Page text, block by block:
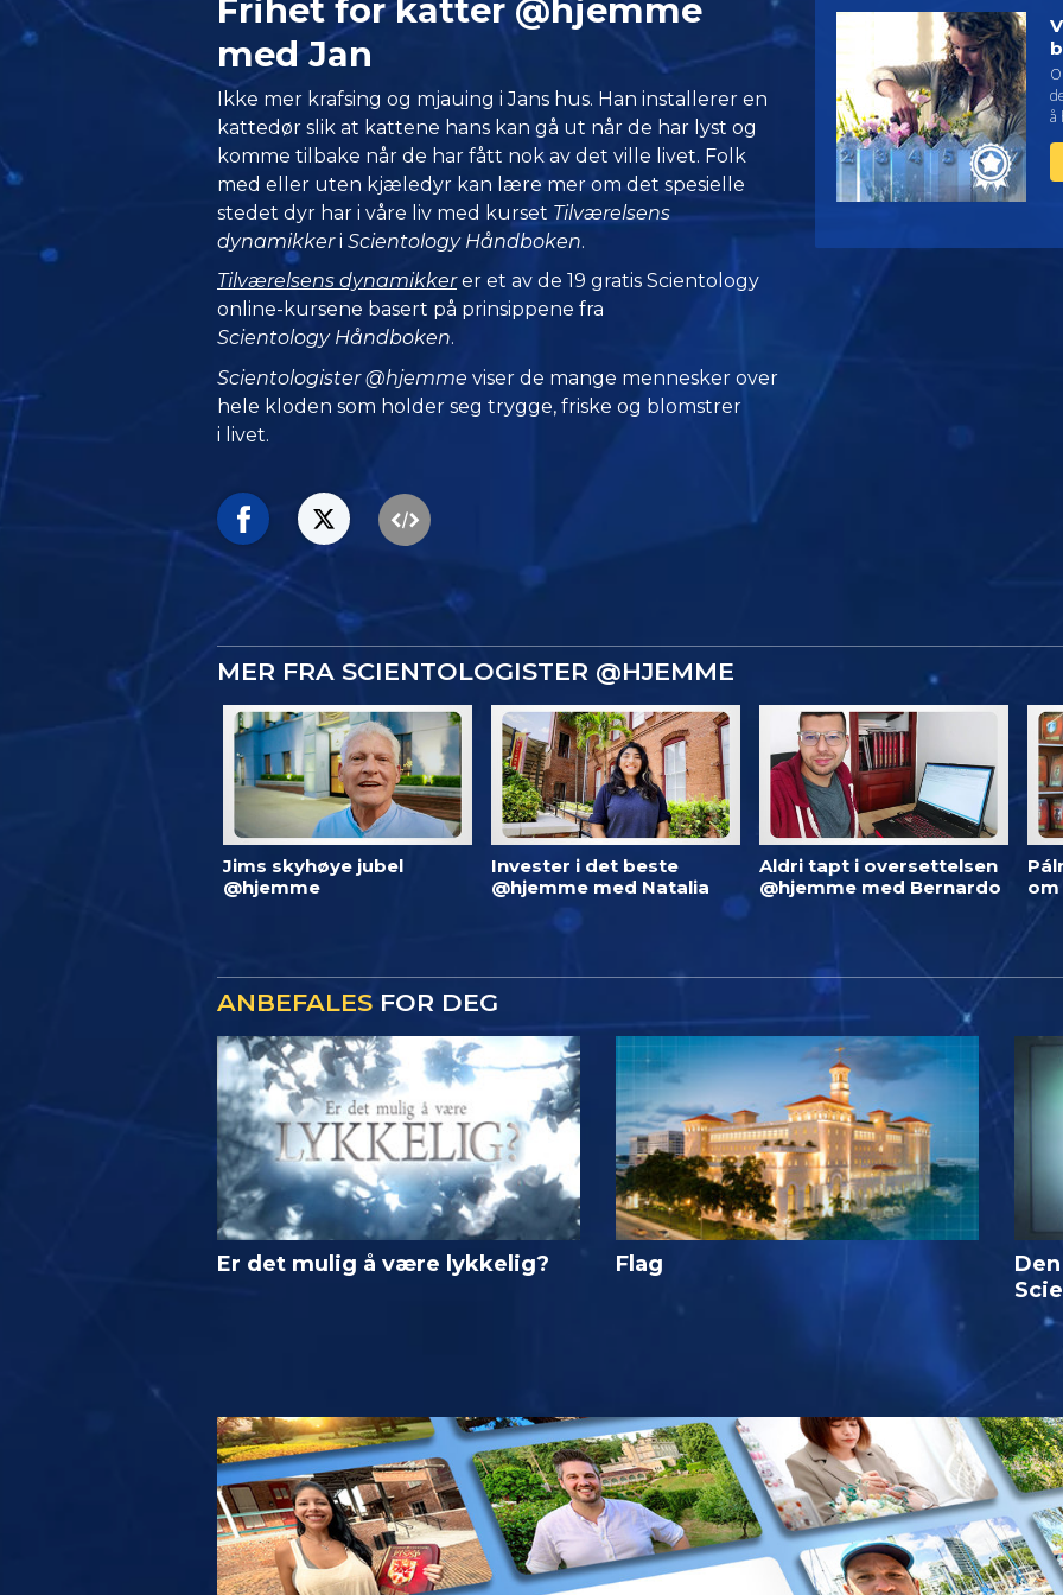
Frihet for katter @hjemme
med Jan
Ikke mer krafsing og mjauing i Jans hus. Han installerer en
kattedør slik at kattene hans kan gå ut når de har lyst og
komme tilbake når de har fått nok av det ville livet. Folk
med eller uten kjæledyr kan lære mer om det spesielle
stedet dyr har i våre liv med kurset Tilværelsens
dynamikkeriScientology Håndboken.
Tilværelsens dynamikkerer et av de 19 gratis Scientology
online-kursene basert på prinsippene fra
Scientology Håndboken.
Scientologister @hjemme viser de mange mennesker over
hele kloden som holder seg trygge, friske og blomstrer
i livet.
å
MER FRA SCIENTOLOGISTER @HJEMME
Jims skyhøye jubel
@hjemme
Invester i det beste
@hjemme med Natalia
Aldri tapt i oversettelsen
@hjemme med Bernardo
om
ANBEFALES FOR DEG
Er det mulig å være lykkelig? Flag